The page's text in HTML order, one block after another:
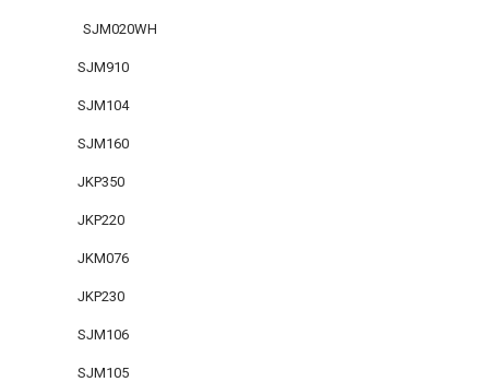
SJM020WH
SJM910
SJM104
SJM160
JKP350
JKP220
JKM076
JKP230
SJM106
SJM105